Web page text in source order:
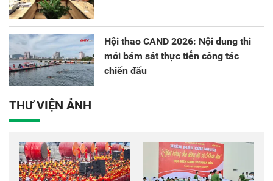
Hội thao CAND 2026: Nội dung thi
mới bám sát thực tiễn công tác
chiến đấu
THƯ VIỆN ẢNH